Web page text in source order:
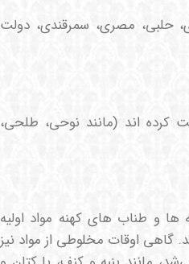
حلبی، مصری، سمرقندی، دولت
کرده اند (مانند نوحی، طلحی،
و طناب های کهنه مواد اولیه
گاهی اوقات مخلوطی از مواد نیز